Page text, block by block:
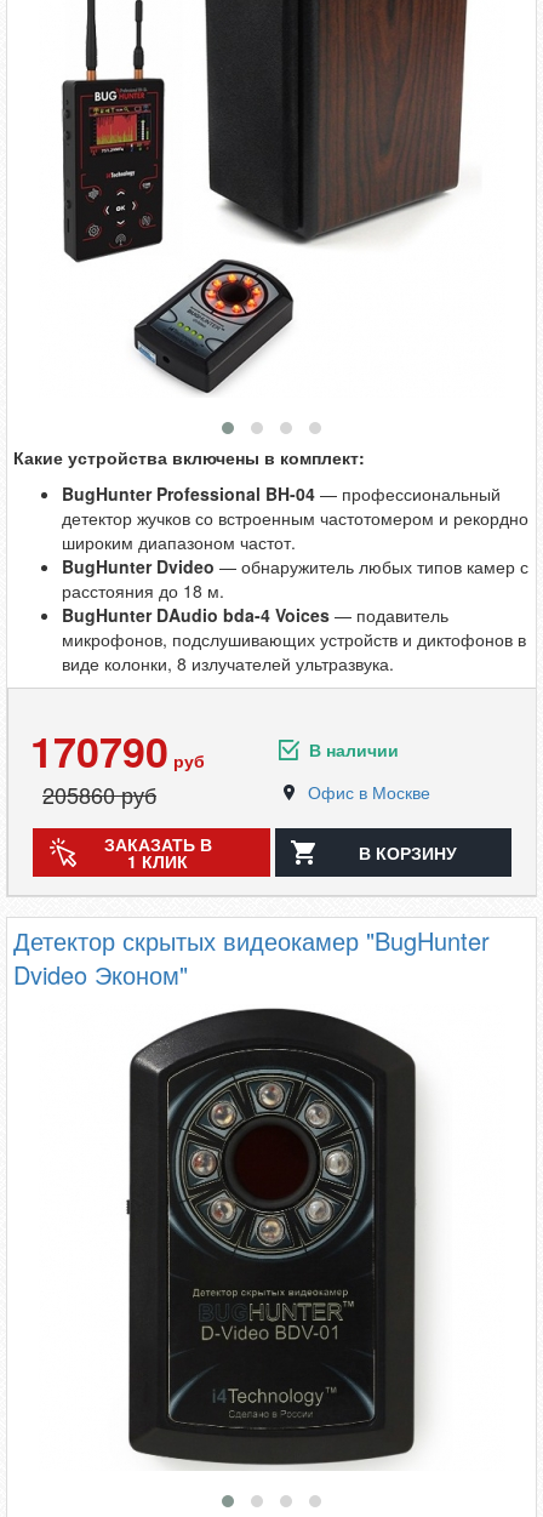
Какие устройства включены в комплект:
BugHunter Professional BH-04 — профессиональный
детектор жучков со встроенным частотомером и рекордно
широким диапазоном частот.
BugHunter Dvideo — обнаружитель любых типов камер с
расстояния до 18 м.
BugHunter DAudio bda-4 Voices — подавитель
микрофонов, подслушивающих устройств и диктофонов в
виде колонки, 8 излучателей ультразвука.
170790 руб В наличии
205860руб Офис в Москве
ЗАКАЗАТЬ В
1 КЛИК В КОРЗИНУ
Детектор скрытых видеокамер "BugHunter
Dvideo Эконом"